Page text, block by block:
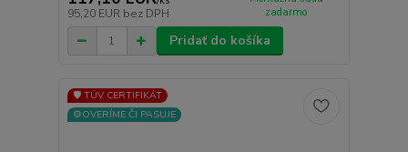
95,20 EUR bez DPH
zadarmo
Pridať do košíka
🛡️ TÜV CERTIFIKÁT
⚙️OVERÍME ČI PASUJE